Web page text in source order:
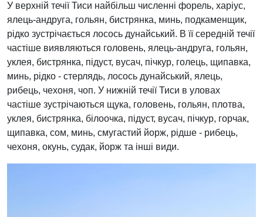
У верхній течії Тиси найбільш численні форель, харіус,
ялець-андруга, гольян, бистрянка, минь, подкаменщик,
рідко зустрічається лосось дунайський. В її середній течії
частіше виявляються головень, ялець-андруга, гольян,
уклея, бистрянка, підуст, вусач, пічкур, голець, щипавка,
минь, рідко - стерлядь, лосось дунайський, ялець,
рибець, чехоня, чоп. У нижній течії Тиси в уловах
частіше зустрічаються щука, головень, гольян, плотва,
уклея, бистрянка, білоочка, підуст, вусач, пічкур, горчак,
щипавка, сом, минь, смугастий йорж, рідше - рибець,
чехоня, окунь, судак, йорж та інші види.